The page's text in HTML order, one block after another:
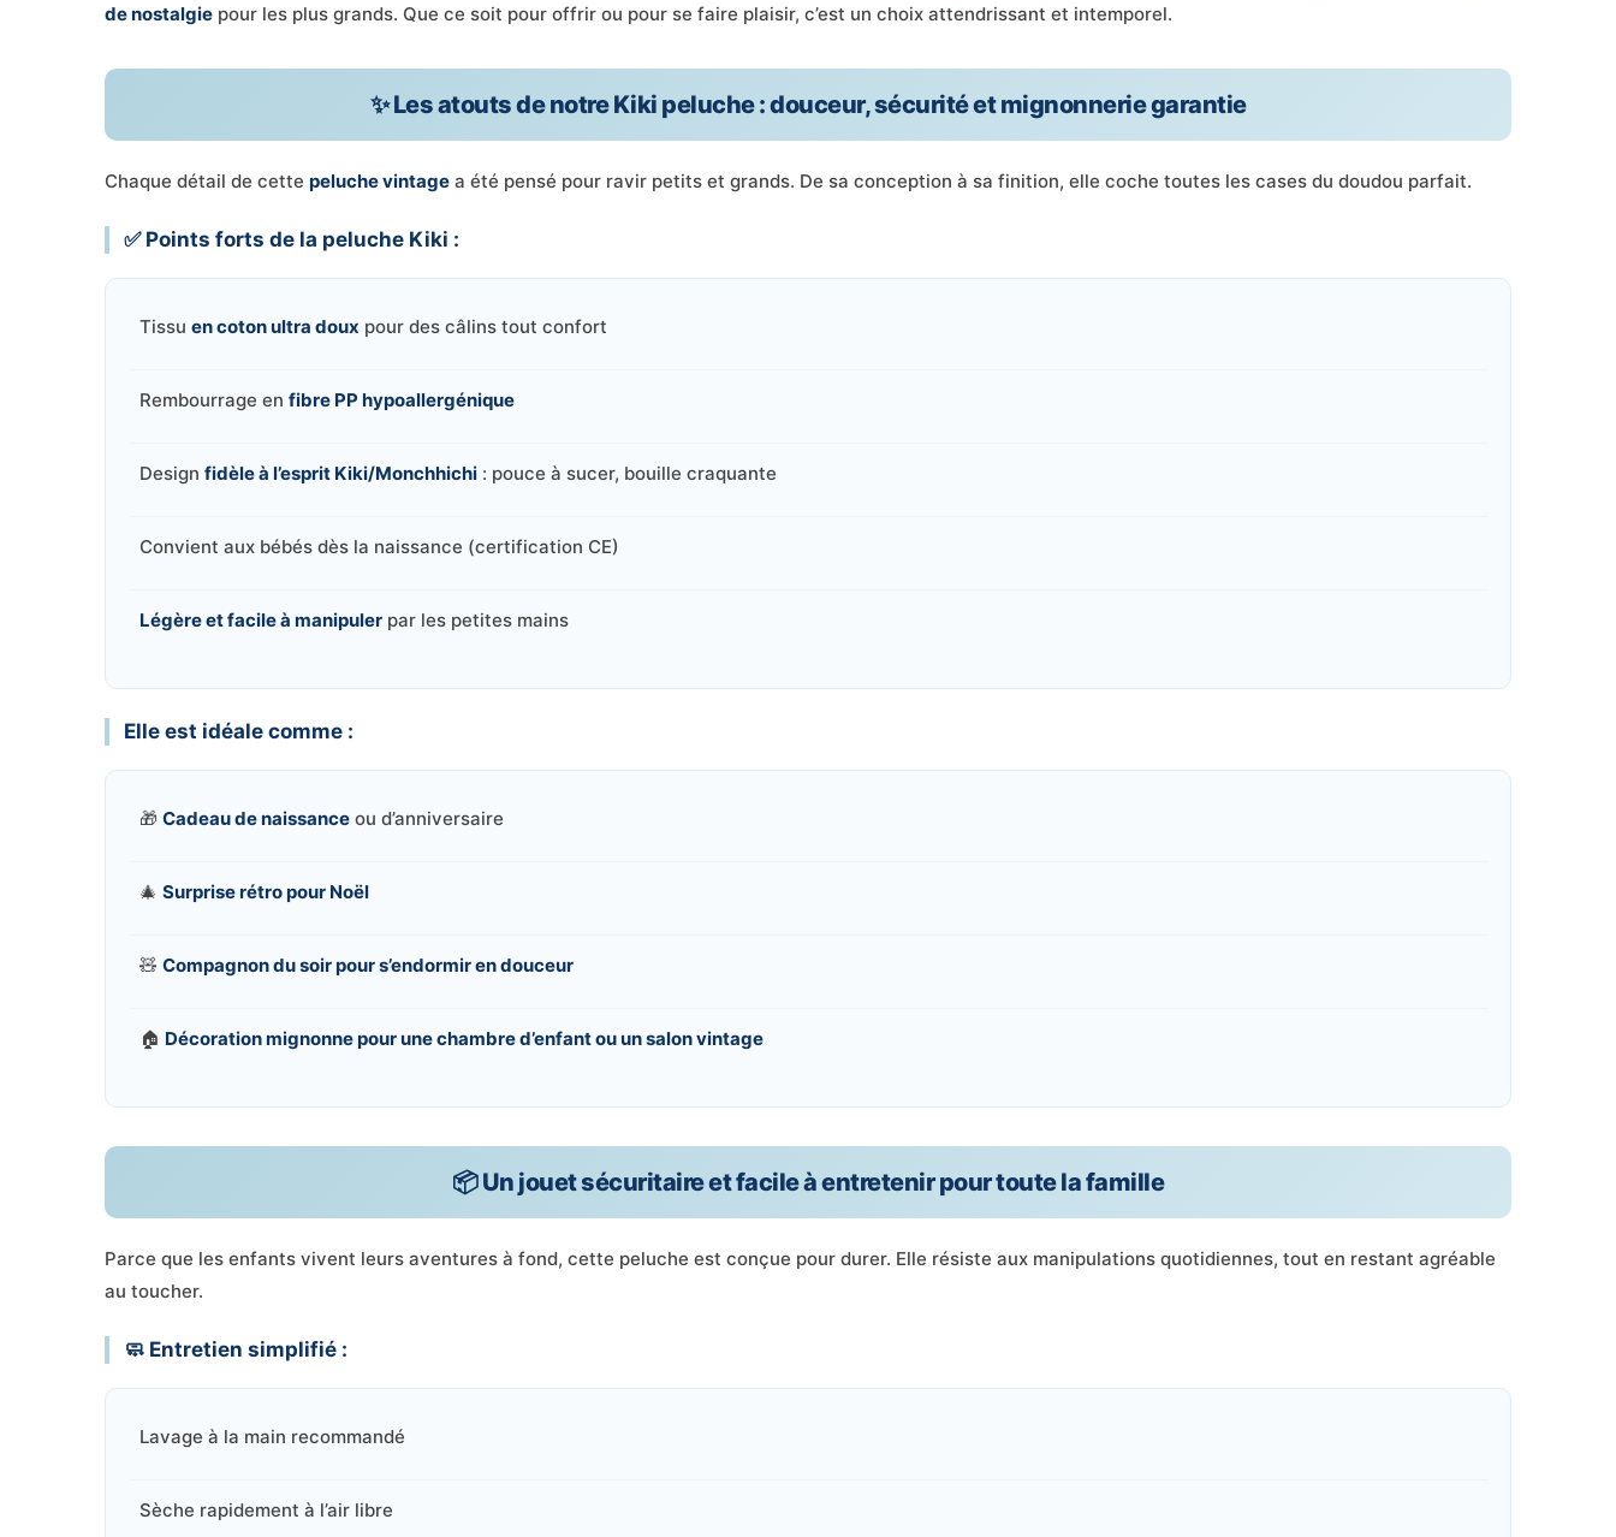
de nostalgie pour les plus grands. Que ce soit pour offrir ou pour se faire plaisir, c’est un choix attendrissant et intemporel.
✨ Les atouts de notre Kiki peluche : douceur, sécurité et mignonnerie garantie
Chaque détail de cettepeluche vintage a été pensé pour ravir petits et grands. De sa conception à sa finition, elle coche toutes les cases du doudou parfait.
✅ Points forts de la peluche Kiki :
Tissuen coton ultra doux pour des câlins tout confort
Rembourrage enfibre PP hypoallergénique
Designfidèle à l’esprit Kiki/Monchhichi : pouce à sucer, bouille craquante
Convient aux bébés dès la naissance (certification CE)
Légère et facile à manipuler par les petites mains
Elle est idéale comme :
🎁Cadeau de naissance ou d’anniversaire
🎄Surprise rétro pour Noël
🧸Compagnon du soir pour s’endormir en douceur
🏠 Décoration mignonne pour une chambre d’enfant ou un salon vintage
📦 Un jouet sécuritaire et facile à entretenir pour toute la famille
Parce que les enfants vivent leurs aventures à fond, cette peluche est conçue pour durer. Elle résiste aux manipulations quotidiennes, tout en restant agréable
au toucher.
🧼 Entretien simplifié :
Lavage à la main recommandé
Sèche rapidement à l’air libre